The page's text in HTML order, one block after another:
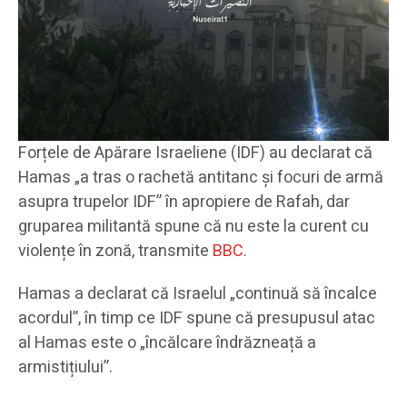
Forțele de Apărare Israeliene (IDF) au declarat că
Hamas „a tras o rachetă antitanc și focuri de armă
asupra trupelor IDF” în apropiere de Rafah, dar
gruparea militantă spune că nu este la curent cu
violențe în zonă, transmite BBC.
Hamas a declarat că Israelul „continuă să încalce
acordul”, în timp ce IDF spune că presupusul atac
al Hamas este o „încălcare îndrăzneață a
armistițiului”.